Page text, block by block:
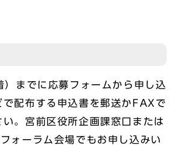
までに応募フォームから申し込
で配布する申込書を郵送かFAXで
。宮前区役所企画課窓口または
ォーラム会場でもお申し込みい